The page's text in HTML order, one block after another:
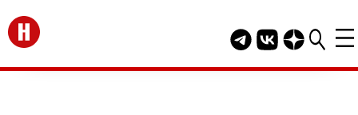
Перейти на главную
Telegram канал
Группа HELLO
Канал